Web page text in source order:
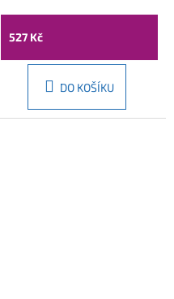
chromová, LAV-
BQN_05BD
527 Kč
DO KOŠÍKU